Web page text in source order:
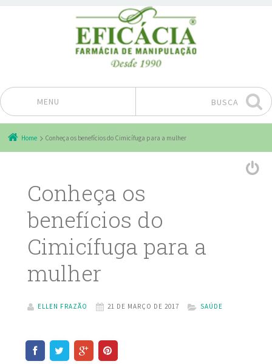
MENU
Pular para o conteúdo
BUSCA
Home Conheça os benefícios do Cimicífuga para a mulher
Conheça os
benefícios do
Cimicífuga para a
mulher
ELLEN FRAZÃO 21 DE MARÇO DE 2017 SAÚDE